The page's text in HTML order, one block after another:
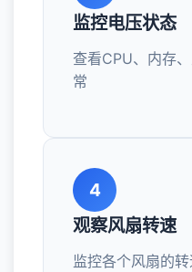
监控电压状态
查看CPU、内存
常
4
观察风扇转速
监控各个风扇的